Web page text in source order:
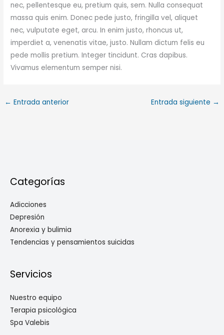
nec, pellentesque eu, pretium quis, sem. Nulla consequat
massa quis enim. Donec pede justo, fringilla vel, aliquet
nec, vulputate eget, arcu. In enim justo, rhoncus ut,
imperdiet a, venenatis vitae, justo. Nullam dictum felis eu
pede mollis pretium. Integer tincidunt. Cras dapibus.
Vivamus elementum semper nisi.
← Entrada anterior Entrada siguiente →
Categorías
Adicciones
Depresión
Anorexia y bulimia
Tendencias y pensamientos suicidas
Servicios
Nuestro equipo
Terapia psicológica
Spa Valebis